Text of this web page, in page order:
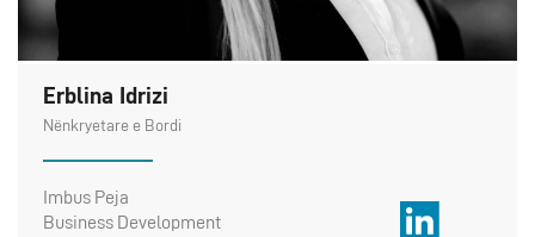
Erblina Idrizi
Nënkryetare e Bordi
Imbus Peja
Business Development